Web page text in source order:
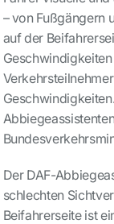
– von Fußgängern
auf der
Der DAF-
schlechten
Beifahrerseite ist